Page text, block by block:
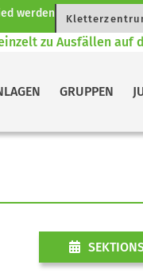
zu Ausfällen auf der
GRUPPEN